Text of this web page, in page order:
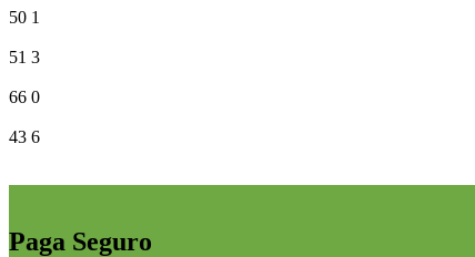
50 1
51 3
66 0
43 6
Paga Seguro